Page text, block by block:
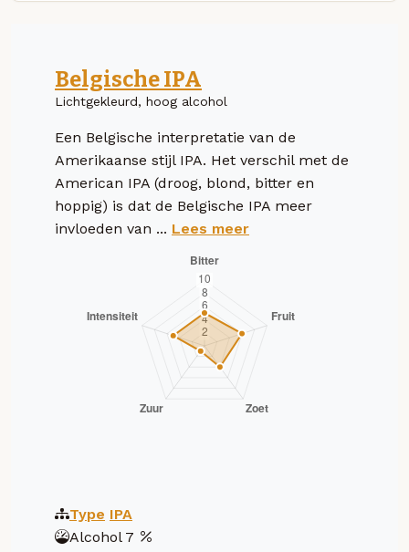
Belgische IPA
Lichtgekleurd, hoog alcohol
Een Belgische interpretatie van de
Amerikaanse stijl IPA. Het verschil met de
American IPA (droog, blond, bitter en
hoppig) is dat de Belgische IPA meer
invloeden van ... Lees meer
Type IPA
Alcohol 7